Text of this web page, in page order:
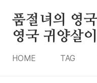
품절녀의 영
영국 귀양살
HOME TAG